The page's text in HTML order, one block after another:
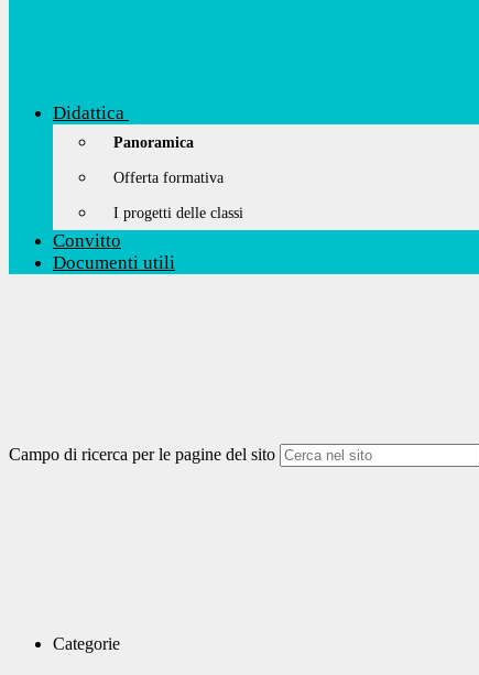
Didattica
Panoramica
Offerta formativa
I progetti delle classi
Convitto
Documenti utili
Campo di ricerca per le pagine del sito
Categorie